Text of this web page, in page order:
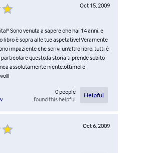
Oct 15, 2009
Sono venuta a sapere che hai 14 anni, e
libro è sopra alle tue aspetative! Veramente
impaziente che scrivi un'altro libro, tutti è
questo,la storia ti prende subito
assolutamente niente,ottimo! e
0people
found this helpful
Helpful
Oct 6, 2009